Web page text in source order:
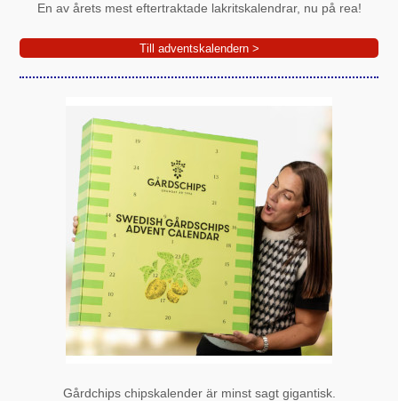
En av årets mest eftertraktade lakritskalendrar, nu på rea!
Till adventskalendern >
Gårdchips chipskalender är minst sagt gigantisk.